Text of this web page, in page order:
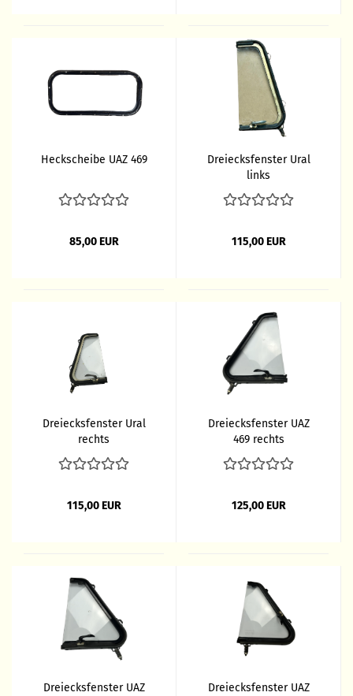
Heckscheibe UAZ 469
85,00 EUR
Dreiecksfenster Ural
links
115,00 EUR
Dreiecksfenster Ural
rechts
115,00 EUR
Dreiecksfenster UAZ
469 rechts
125,00 EUR
Dreiecksfenster UAZ Dreiecksfenster UAZ